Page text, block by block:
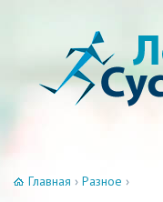
Главная › Разное ›